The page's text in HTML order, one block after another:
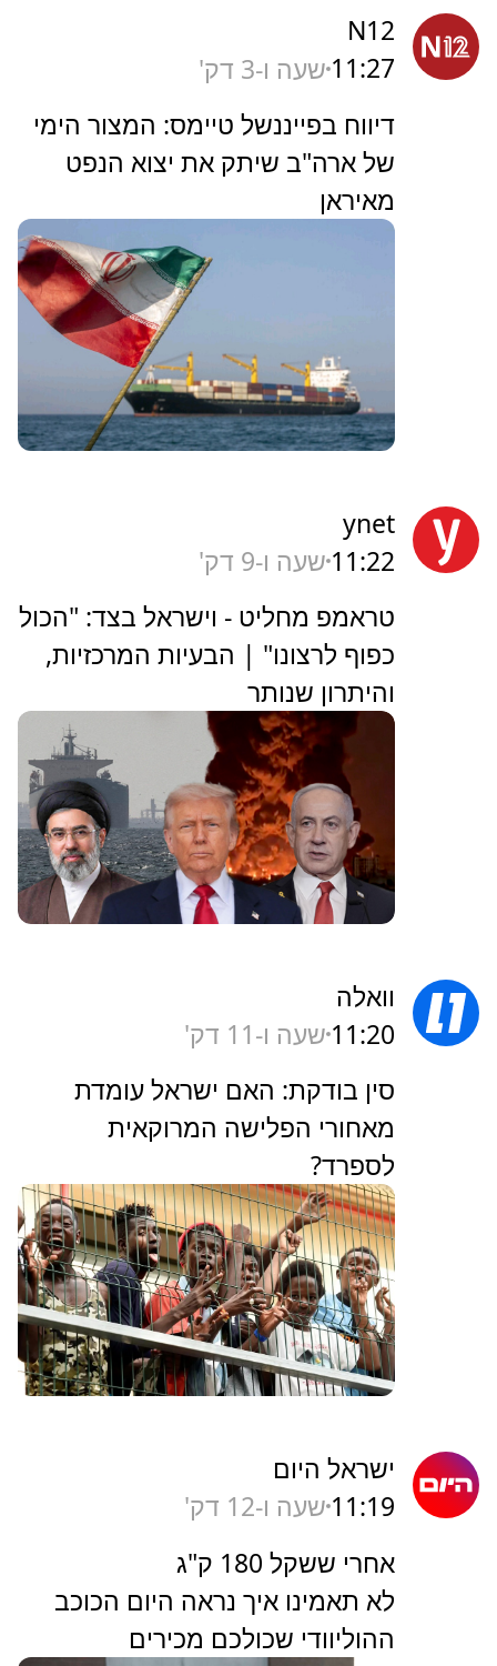
N12
11:27 שעה ו-3 דק'
דיווח בפייננשל טיימס: המצור הימי
של ארה"ב שיתק את יצוא הנפט
מאיראן
ynet
11:22 שעה ו-9 דק'
טראמפ מחליט - וישראל בצד: "הכול
כפוף לרצונו" | הבעיות המרכזיות,
והיתרון שנותר
וואלה
11:20 שעה ו-11 דק'
סין בודקת: האם ישראל עומדת
מאחורי הפלישה המרוקאית
לספרד?
ישראל היום
11:19 שעה ו-12 דק'
אחרי ששקל 180 ק"ג
לא תאמינו איך נראה היום הכוכב
ההוליוודי שכולכם מכירים